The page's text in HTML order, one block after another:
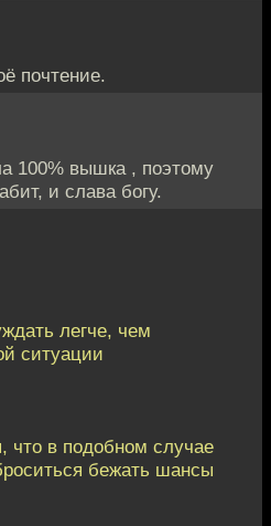
почтение.
100% вышка , поэтому
и слава богу.
легче, чем
ситуации
что в подобном случае
бежать шансы